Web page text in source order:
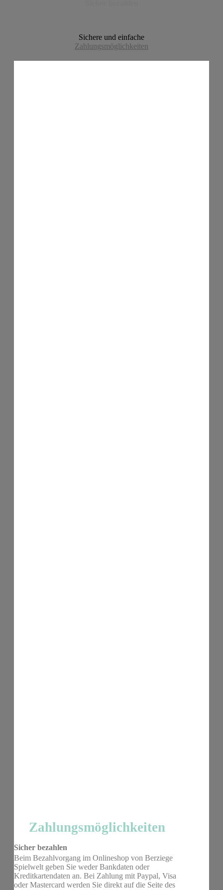
Sichere und einfache
Zahlungsmöglichkeiten
Zahlungsmöglichkeiten
Sicher bezahlen
Beim Bezahlvorgang im Onlineshop von Berziege
Spielwelt geben Sie weder Bankdaten oder
Kreditkartendaten an. Bei Zahlung mit Paypal, Visa
oder Mastercard werden Sie direkt auf die Seite des